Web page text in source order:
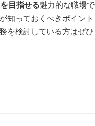
目指せる魅力的な職場で
知っておくべきポイント
を検討している方はぜひ